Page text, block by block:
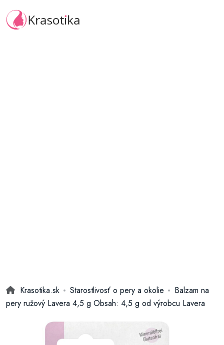
Krasotika.sk Starostlivosť o pery a okolie
Balzam na
pery ružový Lavera 4,5 g Obsah: 4,5 g od výrobcu Lavera